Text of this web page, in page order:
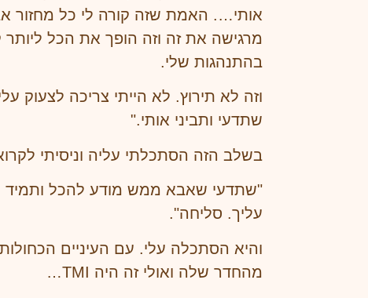
אותי…. האמת שזה קורה לי כל מחזור
מרגישה את זה וזה הופך את הכל
בהתנהגות שלי.
וזה לא תירוץ. לא הייתי צריכה לצעוק
שתדעי ותביני אותי."
בשלב הזה הסתכלתי עליה וניסיתי
"שתדעי שאבא ממש מודע להכל ותמיד
עליך. סליחה".
והיא הסתכלה עלי. עם העיניים
מהחדר שלה ואולי זה היה TMI…